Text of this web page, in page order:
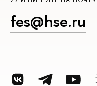
fes@hse.ru